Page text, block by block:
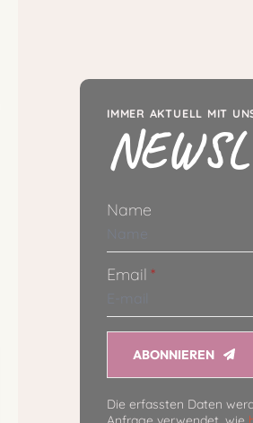
IMMER AKTUELL MIT
Name
Email *
ABONNIEREN
Die erfassten Daten